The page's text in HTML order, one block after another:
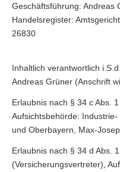
Geschäftsführung: Andreas
Handelsregister:
26830
Inhaltlich verantwortlich
Andreas Grüner (Anschrift
Erlaubnis nach § 34 c Abs.
Aufsichtsbehörde:
und Oberbayern, Max-
Erlaubnis nach § 34 d Abs.
(Versicherungsvertreter),